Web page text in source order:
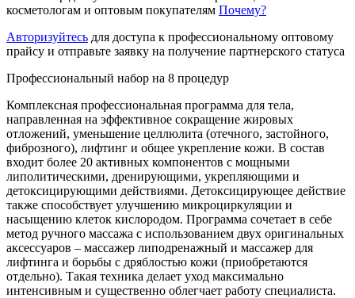
косметологам и оптовым покупателям Почему?
Авторизуйтесь для доступа к профессиональному оптовому
прайсу и отправьте заявку на получение партнерского статуса
Профессиональный набор на 8 процедур
Комплексная профессиональная программа для тела,
направленная на эффективное сокращение жировых
отложений, уменьшение целлюлита (отечного, застойного,
фиброзного), лифтинг и общее укрепление кожи. В состав
входит более 20 активных компонентов с мощными
липолитическими, дренирующими, укрепляющими и
детоксицирующими действиями. Детоксицирующее действие
также способствует улучшению микроциркуляции и
насыщению клеток кислородом. Программа сочетает в себе
метод ручного массажа с использованием двух оригинальных
аксессуаров – массажер липодренажный и массажер для
лифтинга и борьбы с дряблостью кожи (приобретаются
отдельно). Такая техника делает уход максимально
интенсивным и существенно облегчает работу специалиста.